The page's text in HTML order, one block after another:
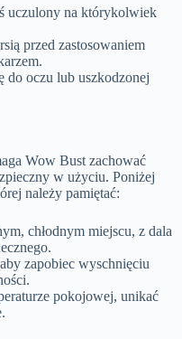
uczulony na którykolwiek
przed zastosowaniem
do oczu lub uszkodzonej
Wow Bust zachować
w użyciu. Poniżej
należy pamiętać:
chłodnym miejscu, z dala
zapobiec wyschnięciu
pokojowej, unikać